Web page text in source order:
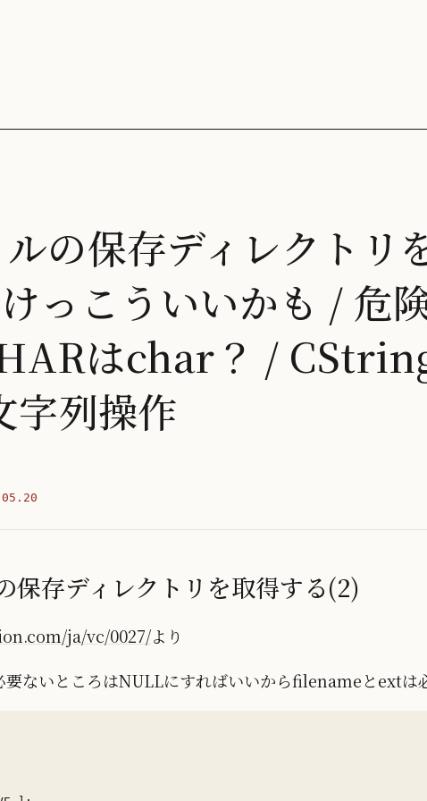
の保存ディレクトリ
っこういいかも / 危
はchar？ /
字列操作
保存ディレクトリを取得する(2)
ja/vc/0027/より
ないところはNULLにすればいいからfilenameとextは